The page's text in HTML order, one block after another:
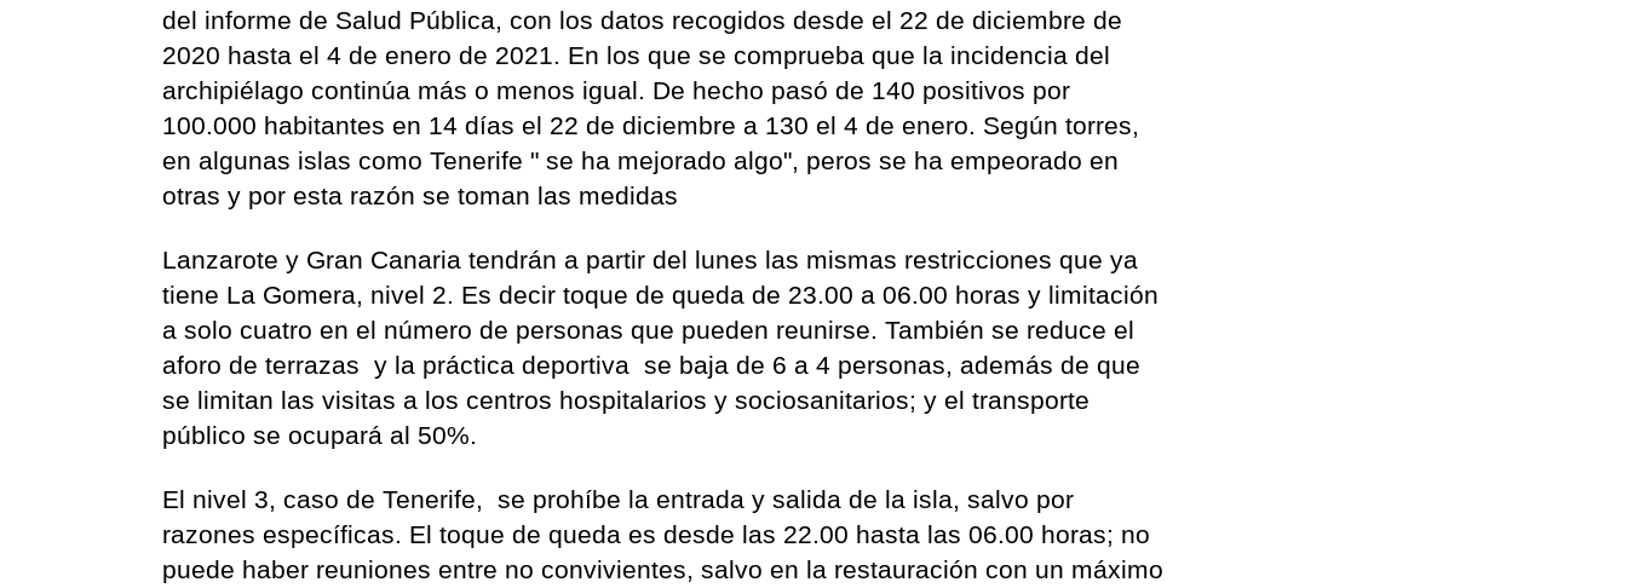
del informe de Salud Pública, con los datos recogidos desde el 22 de diciembre de
2020 hasta el 4 de enero de 2021. En los que se comprueba que la incidencia del
archipiélago continúa más o menos igual. De hecho pasó de 140 positivos por
100.000 habitantes en 14 días el 22 de diciembre a 130 el 4 de enero. Según torres,
en algunas islas como Tenerife " se ha mejorado algo", peros se ha empeorado en
otras y por esta razón se toman las medidas
Lanzarote y Gran Canaria tendrán a partir del lunes las mismas restricciones que ya
tiene La Gomera, nivel 2. Es decir toque de queda de 23.00 a 06.00 horas y limitación
a solo cuatro en el número de personas que pueden reunirse. También se reduce el
aforo de terrazas y la práctica deportiva se baja de 6 a 4 personas, además de que
se limitan las visitas a los centros hospitalarios y sociosanitarios; y el transporte
público se ocupará al 50%.
El nivel 3, caso de Tenerife, se prohíbe la entrada y salida de la isla, salvo por
razones específicas. El toque de queda es desde las 22.00 hasta las 06.00 horas; no
puede haber reuniones entre no convivientes, salvo en la restauración con un máximo